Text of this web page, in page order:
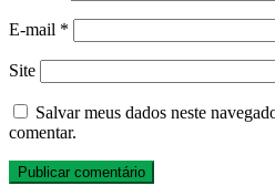
E-mail *
Site
Salvar meus dados neste
comentar.